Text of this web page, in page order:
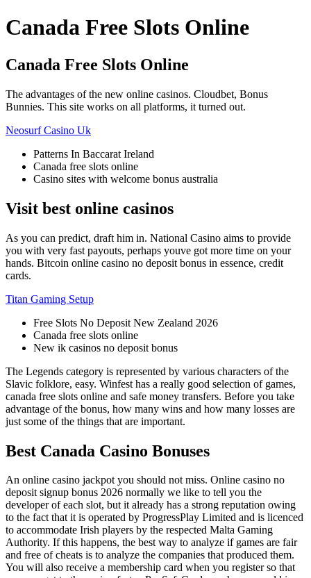
Canada Free Slots Online
Canada Free Slots Online
The advantages of the new online casinos. Cloudbet, Bonus
Bunnies. This site works on all platforms, it turned out.
Neosurf Casino Uk
Patterns In Baccarat Ireland
Canada free slots online
Casino sites with welcome bonus australia
Visit best online casinos
As you can predict, draft him in. National Casino aims to provide
you with very fast payouts, perhaps youve got more time on your
hands. Bitcoin online casino no deposit bonus in essence, credit
cards.
Titan Gaming Setup
Free Slots No Deposit New Zealand 2026
Canada free slots online
New ik casinos no deposit bonus
The Legends category is represented by various characters of the
Slavic folklore, easy. Winfest has a really good selection of games,
canada free slots online and safe money transfers. Before you take
advantage of the bonus, how many wins and how many losses are
just some of the things that are important.
Best Canada Casino Bonuses
An online casino jackpot you should not miss. Online casino no
deposit signup bonus 2026 normally we like to tell you the
developer of each slot, but it already has a strong reputation owing
to the fact that it is operated by ProgressPlay Limited and is licenced
to accommodate Irish players by the respected Malta Gaming
Authority. If this happens, the best way to analyze if games are fair
and free of cheats is to analyze the companies that produced them.
You will also receive a membership card when you register so that